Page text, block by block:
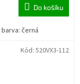
Do košíku
černá
Kód: 520VX3-112